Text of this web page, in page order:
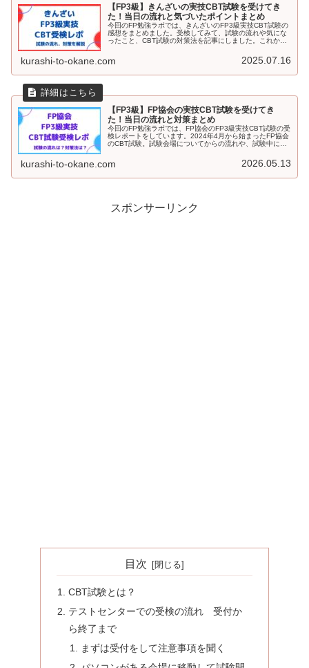
【FP3級】きんざいの実技CBT試験を受けてき
た！当日の流れと気づいたポイントまとめ
今回のFP勉強ラボでは、きんざいのFP3級実技CBT試験の
感想をまとめました。受検してみて、試験の流れや気にな
ったこと、CBT試験の対策法を記事にしました。これか
kurashi-to-okane.com 2025.07.16
【FP3級】FP協会の実技CBT試験を受けてき
た！当日の流れと対策まとめ
今回のFP勉強ラボでは、FP協会のFP3級実技CBT試験の受
検レポートをしています。2024年4月から始まったFP協会
のCBT試験。試験会場についてからの流れや、試験中に感
会のFP3級実技CBT試験を検討している方はぜひ参考にし
てください。
kurashi-to-okane.com 2026.05.13
スポンサーリンク
目次
CBT試験とは？
テストセンターでの受検の流れ 受付か
ら終了まで
まずは受付をして注意事項を聞く